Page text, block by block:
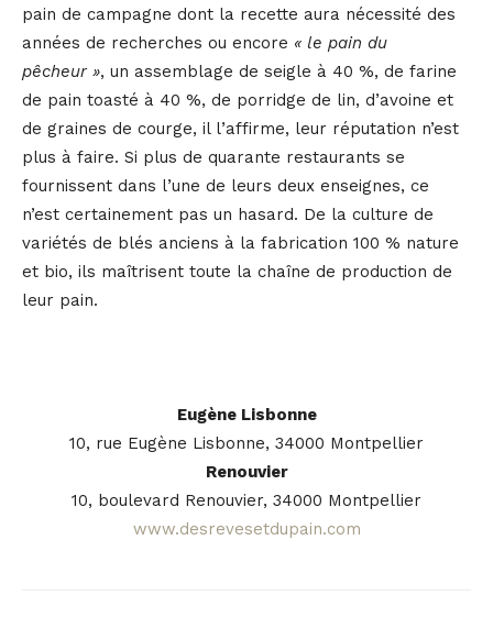
pain de campagne dont la recette aura nécessité des
années de recherches ou encore « le pain du
pêcheur », un assemblage de seigle à 40 %, de farine
de pain toasté à 40 %, de porridge de lin, d’avoine et
de graines de courge, il l’affirme, leur réputation n’est
plus à faire. Si plus de quarante restaurants se
fournissent dans l’une de leurs deux enseignes, ce
n’est certainement pas un hasard. De la culture de
variétés de blés anciens à la fabrication 100 % nature
et bio, ils maîtrisent toute la chaîne de production de
leur pain.
Eugène Lisbonne
10, rue Eugène Lisbonne, 34000 Montpellier
Renouvier
10, boulevard Renouvier, 34000 Montpellier
www.desrevesetdupain.com